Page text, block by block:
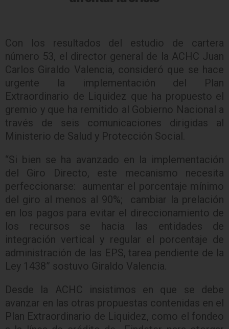
Con los resultados del estudio de cartera
número 53, el director general de la ACHC Juan
Carlos Giraldo Valencia, consideró que se hace
urgente la implementación del Plan
Extraordinario de Liquidez que ha propuesto el
gremio y que ha remitido al Gobierno Nacional a
través de seis comunicaciones dirigidas al
Ministerio de Salud y Protección Social.
“Si bien se ha avanzado en la implementación
del Giro Directo, este mecanismo necesita
perfeccionarse: aumentar el porcentaje mínimo
del giro al menos al 90%; cambiar la prelación
en los pagos para evitar el direccionamiento de
los recursos se hacia las entidades de
integración vertical y regular el porcentaje de
administración de las EPS, tarea pendiente de la
Ley 1438” sostuvo Giraldo Valencia.
Desde la ACHC insistimos en que se debe
avanzar en las otras propuestas contenidas en el
Plan Extraordinario de Liquidez, como el fondeo